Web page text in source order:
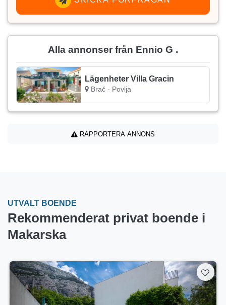
Alla annonser från Ennio G .
Lägenheter Villa Gracin
Brač - Povlja
RAPPORTERA ANNONS
UTVALT BOENDE
Rekommenderat privat boende i
Makarska